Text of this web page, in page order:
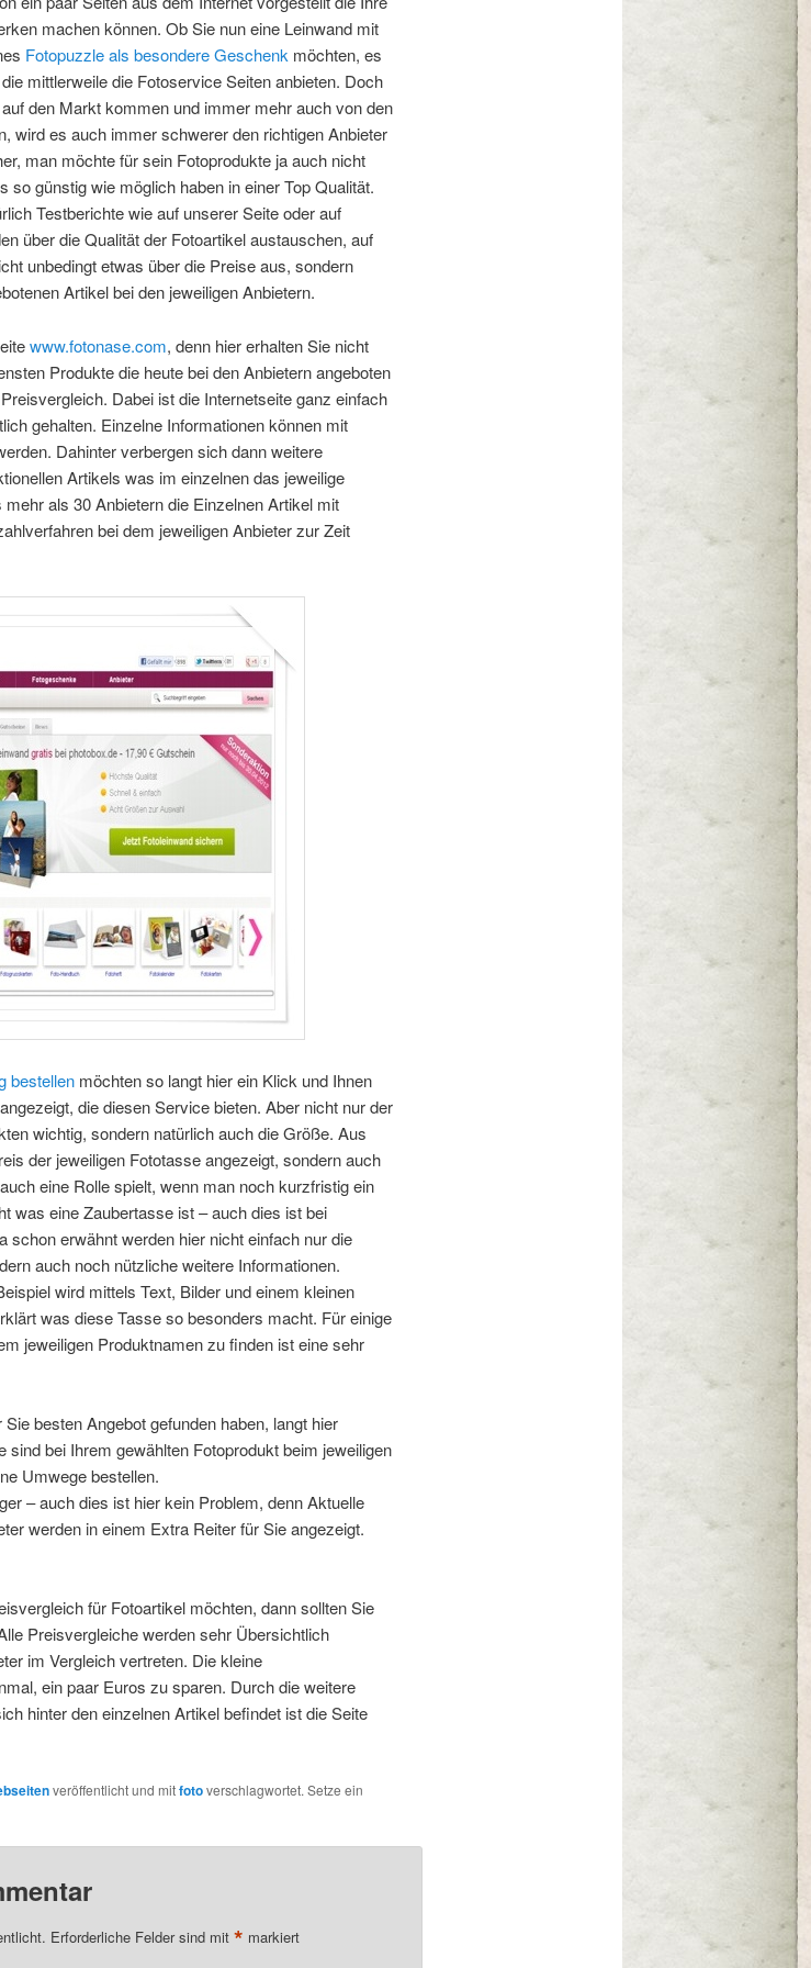
machen können. Ob Sie nun eine Leinwand mit
Fotopuzzle als besondere Geschenkmöchten, es
mittlerweile die Fotoservice Seiten anbieten. Doch
den Markt kommen und immer mehr auch von den
wird es auch immer schwerer den richtigen Anbieter
man möchte für sein Fotoprodukte ja auch nicht
so günstig wie möglich haben in einer Top Qualität.
Testberichte wie auf unserer Seite oder auf
über die Qualität der Fotoartikel austauschen, auf
unbedingt etwas über die Preise aus, sondern
Artikel bei den jeweiligen Anbietern.
www.fotonase.com, denn hier erhalten Sie nicht
Produkte die heute bei den Anbietern angeboten
Dabei ist die Internetseite ganz einfach
gehalten. Einzelne Informationen können mit
Dahinter verbergen sich dann weitere
Artikels was im einzelnen das jeweilige
als 30 Anbietern die Einzelnen Artikel mit
bei dem jeweiligen Anbieter zur Zeit
bestellenmöchten so langt hier ein Klick und Ihnen
die diesen Service bieten. Aber nicht nur der
wichtig, sondern natürlich auch die Größe. Aus
der jeweiligen Fototasse angezeigt, sondern auch
eine Rolle spielt, wenn man noch kurzfristig ein
was eine Zaubertasse ist – auch dies ist bei
schon erwähnt werden hier nicht einfach nur die
auch noch nützliche weitere Informationen.
wird mittels Text, Bilder und einem kleinen
was diese Tasse so besonders macht. Für einige
jeweiligen Produktnamen zu finden ist eine sehr
besten Angebot gefunden haben, langt hier
sind bei Ihrem gewählten Fotoprodukt beim jeweiligen
Umwege bestellen.
– auch dies ist hier kein Problem, denn Aktuelle
werden in einem Extra Reiter für Sie angezeigt.
für Fotoartikel möchten, dann sollten Sie
Preisvergleiche werden sehr Übersichtlich
im Vergleich vertreten. Die kleine
ein paar Euros zu sparen. Durch die weitere
hinter den einzelnen Artikel befindet ist die Seite
veröffentlicht und mitfotoverschlagwortet. Setze ein
Erforderliche Felder sind mit * markiert